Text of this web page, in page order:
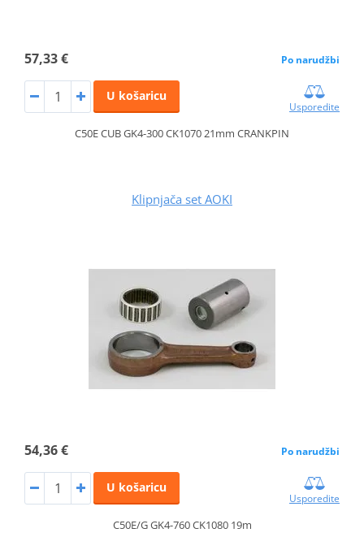
57,33 € Po narudžbi
U košaricu
Usporedite
C50E CUB GK4-300 CK1070 21mm CRANKPIN
Klipnjača set AOKI
54,36 € Po narudžbi
U košaricu
Usporedite
C50E/G GK4-760 CK1080 19m